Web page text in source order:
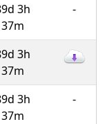
3h
37m
-
3h
37m
3h
37m
-